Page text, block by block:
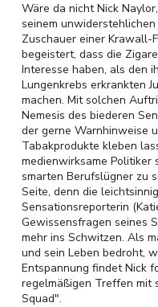
Wäre da nicht Nick
seinem
Zuschauer einer Krawall-
begeistert, dass die
Interesse haben, als den
Lungenkrebs erkrankten
machen. Mit solchen
Nemesis des biederen
der gerne Warnhinweise
Tabakprodukte kleben
medienwirksame Politiker
smarten Berufslügner zu
Seite, denn die
Sensationsreporterin
Gewissensfragen seines
mehr ins Schwitzen. Als
und sein Leben bedroht,
Entspannung findet Nick
regelmäßigen Treffen mit
Squad".